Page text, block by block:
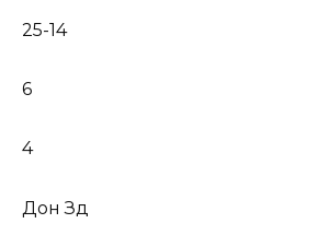
25-14
6
4
Дон Зд